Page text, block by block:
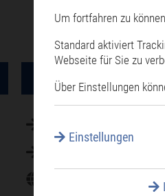
Häufig
Um fortfahren zu
Standard aktiviert
Webseite für Sie zu
Über Einstellungen
Einstellungen